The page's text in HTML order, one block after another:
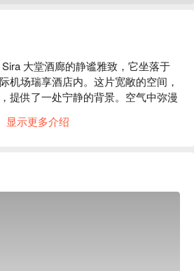
大堂酒廊的静谧雅致，它坐落于
机场瑞享酒店内。这片宽敞的空间，
提供了一处宁静的背景。空气中弥漫
是专为现代旅人设计的雅致休憩之
餐，还是享受悠长惬意的夜晚，这里
：
显示更多介绍